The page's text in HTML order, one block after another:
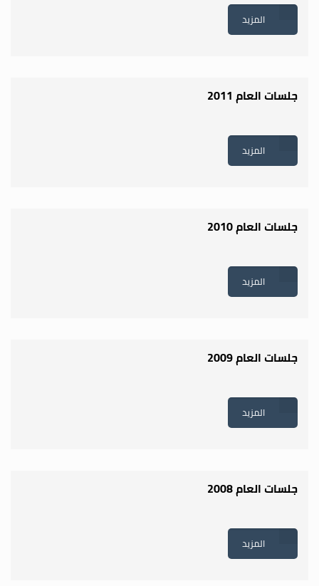
المزيد
جلسات العام 2011
المزيد
جلسات العام 2010
المزيد
جلسات العام 2009
المزيد
جلسات العام 2008
المزيد